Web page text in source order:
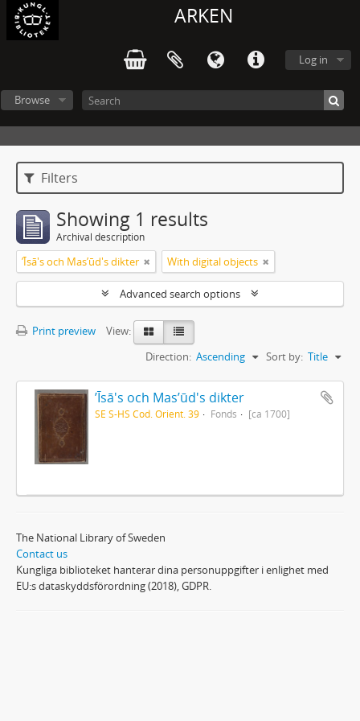
ARKEN
Log in
Browse
Filters
Showing 1 results
Archival description
ʼĪsā's och Masʼūd's dikter With digital objects
Advanced search options
Print preview
View:
Sort by: Title
Direction: Ascending
ʼĪsā's och Masʼūd's dikter
SE S-HS Cod. Orient. 39 Fonds [ca 1700]
The National Library of Sweden
Contact us
Kungliga biblioteket hanterar dina personuppgifter i enlighet med
EU:s dataskyddsförordning (2018), GDPR.